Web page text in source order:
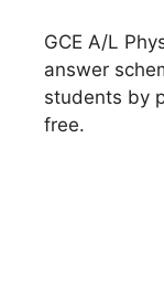
GCE A/L
answer
students by
free.